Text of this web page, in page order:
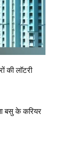
लॉटरी
बसु के करियर